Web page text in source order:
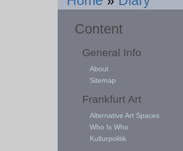
Content
General Info
About
Sitemap
Frankfurt Art
Alternative Art Spaces
Who Is Who
Kulturpolitik